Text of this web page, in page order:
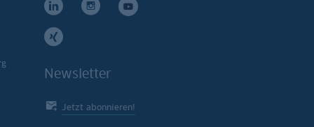
Newsletter
Jetzt abonnieren!